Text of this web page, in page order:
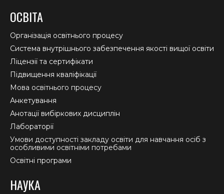
opens
in
new
window
opens
in
new
window
in
new
window
ОСВІТА
Організація освітнього процесу
Система внутрішнього забезпечення якості вищої освіти
Ліцензії та сертифікати
Підвищення кваліфікації
Мова освітнього процесу
Анкетування
Анотації вибіркових дисциплін
Лабораторії
Умови доступності закладу освіти для навчання осіб з
особливими освітніми потребами
Освітні програми
НАУКА